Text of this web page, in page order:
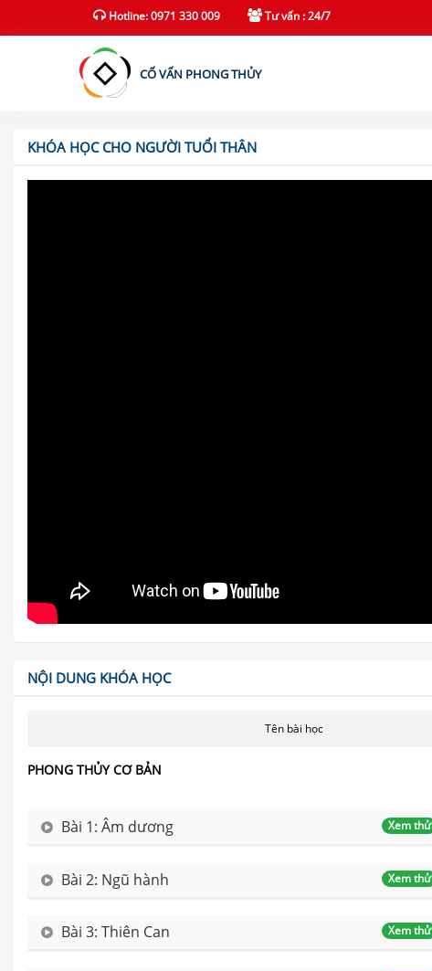
Hotline: 0971 330 009(current)Tư vấn : 24/7
CỐ VẤN PHONG THỦY
KHÓA HỌC CHO NGƯỜI TUỔI THÂN
NỘI DUNG KHÓA HỌC
Tên bài học
PHONG THỦY CƠ BẢN
Xem thử
Bài 1: Âm dương
Xem thử
Bài 2: Ngũ hành
Xem thử
Bài 3: Thiên Can